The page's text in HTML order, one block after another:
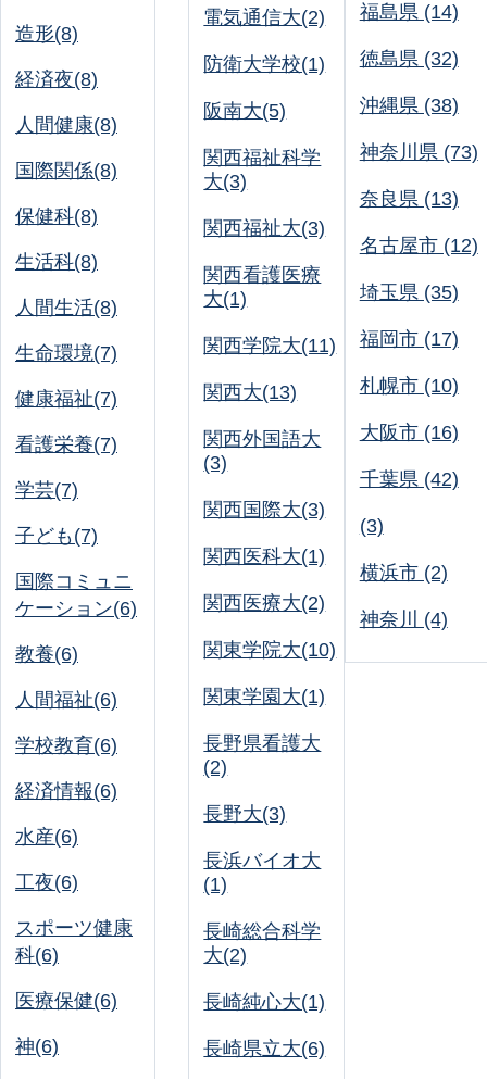
造形(8)
経済夜(8)
人間健康(8)
国際関係(8)
保健科(8)
生活科(8)
人間生活(8)
生命環境(7)
健康福祉(7)
看護栄養(7)
学芸(7)
子ども(7)
国際コミュニ
ケーション(6)
教養(6)
人間福祉(6)
学校教育(6)
経済情報(6)
水産(6)
工夜(6)
スポーツ健康
科(6)
医療保健(6)
神(6)
電気通信大(2)
防衛大学校(1)
阪南大(5)
関西福祉科学
大(3)
関西福祉大(3)
関西看護医療
大(1)
関西学院大(11)
関西大(13)
関西外国語大
(3)
関西国際大(3)
関西医科大(1)
関西医療大(2)
関東学院大(10)
関東学園大(1)
長野県看護大
(2)
長野大(3)
長浜バイオ大
(1)
長崎総合科学
大(2)
長崎純心大(1)
長崎県立大(6)
福島県 (14)
徳島県 (32)
沖縄県 (38)
神奈川県 (73)
奈良県 (13)
名古屋市 (12)
埼玉県 (35)
福岡市 (17)
札幌市 (10)
大阪市 (16)
千葉県 (42)
(3)
横浜市 (2)
神奈川 (4)